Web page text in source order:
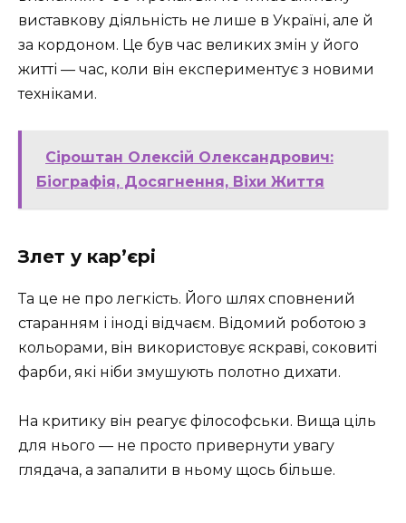
виставкову діяльність не лише в Україні, але й
за кордоном. Це був час великих змін у його
житті — час, коли він експериментує з новими
техніками.
Сіроштан Олексій Олександрович:
Біографія, Досягнення, Віхи Життя
Злет у кар’єрі
Та це не про легкість. Його шлях сповнений
старанням і іноді відчаєм. Відомий роботою з
кольорами, він використовує яскраві, соковиті
фарби, які ніби змушують полотно дихати.
На критику він реагує філософськи. Вища ціль
для нього — не просто привернути увагу
глядача, а запалити в ньому щось більше.